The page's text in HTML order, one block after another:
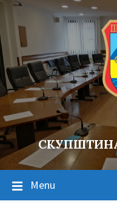
Menu